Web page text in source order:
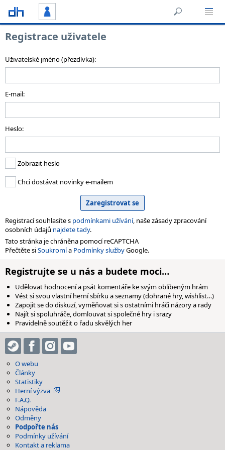
Registrace uživatele
Uživatelské jméno (přezdívka):
E-mail:
Heslo:
Zobrazit heslo
Chci dostávat novinky e-mailem
Registrací souhlasíte s podmínkami užívání, naše zásady zpracování
osobních údajů najdete tady.
Tato stránka je chráněna pomocí reCAPTCHA
Přečtěte siSoukromía Podmínky službyGoogle.
Registrujte se u nás a budete moci…
Udělovat hodnocení a psát komentáře ke svým oblíbeným hrám
Vést si svou vlastní herní sbírku a seznamy (dohrané hry, wishlist…)
Zapojit se do diskuzí, vyměňovat si s ostatními hráči názory a rady
Najít si spoluhráče, domlouvat si společné hry i srazy
Pravidelně soutěžit o řadu skvělých her
O webu
Články
Statistiky
Herní výzva
F.A.Q.
Nápověda
Odměny
Podpořte nás
Podmínky užívání
Kontakt a reklama